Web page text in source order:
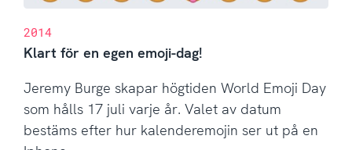
2014
Klart för en egen emoji-dag!
Jeremy Burge skapar högtiden World Emoji Day
som hålls 17 juli varje år. Valet av datum
bestäms efter hur kalenderemojin ser ut på en